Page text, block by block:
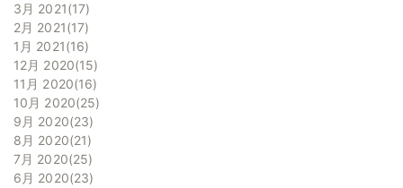
3月 2021 17
2月 2021 17
1月 2021 16
12月 2020 15
11月 2020 16
10月 2020 25
9月 2020 23
8月 2020 21
7月 2020 25
6月 2020 23